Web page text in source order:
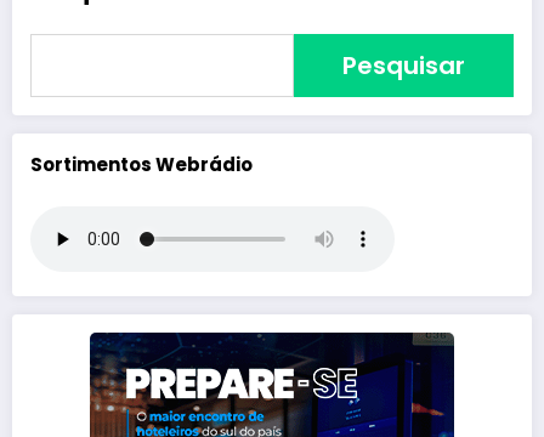
Pesquisar
Sortimentos Webrádio